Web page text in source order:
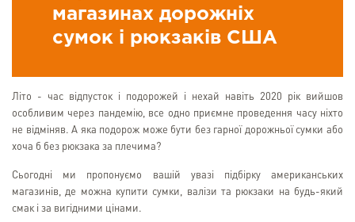
магазинах дорожніх
сумок і рюкзаків США
Літо - час відпусток і подорожей і нехай навіть 2020 рік вийшов
особливим через пандемію, все одно приємне проведення часу ніхто
не відміняв. А яка подорож може бути без гарної дорожньої сумки або
хоча б без рюкзака за плечима?
Сьогодні ми пропонуємо вашій увазі підбірку американських
магазинів, де можна купити сумки, валізи та рюкзаки на будь-який
смак і за вигідними цінами.